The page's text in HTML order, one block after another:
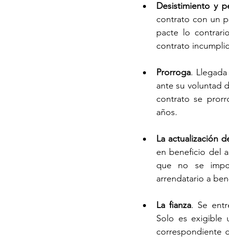
Desistimiento y
contrato con un
pacte lo
contrato
Prorroga.
ante su voluntad
contrato se
años.
La actualización
en beneficio del
que no se
arrendatario a
La fianza. Se
Solo es exigible
correspondiente